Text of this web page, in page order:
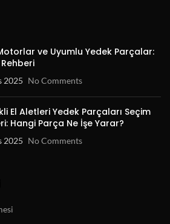
ve Uyumlu Yedek Parçalar:
2025 No Comments
El Aletleri Yedek Parçaları Seçim
Hangi Parça Ne İşe Yarar?
2025 No Comments